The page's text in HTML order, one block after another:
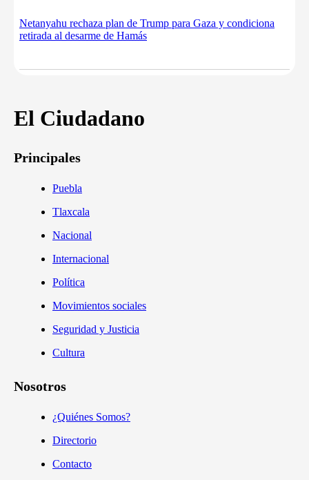
Netanyahu rechaza plan de Trump para Gaza y condiciona
retirada al desarme de Hamás
El Ciudadano
Principales
Puebla
Tlaxcala
Nacional
Internacional
Política
Movimientos sociales
Seguridad y Justicia
Cultura
Nosotros
¿Quiénes Somos?
Directorio
Contacto